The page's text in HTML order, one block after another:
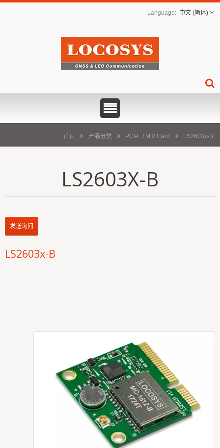
中文 (简体)
首页 产品分类 PCI-E / M.2 Card LS2603x-B
LS2603X-B
发送询问
LS2603x-B